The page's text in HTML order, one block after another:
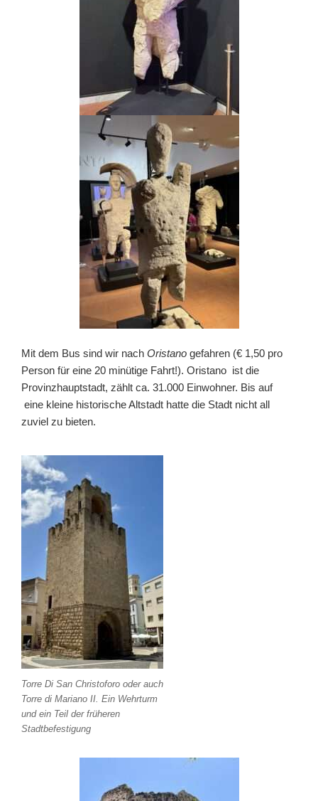
Mit dem Bus sind wir nach Oristano gefahren (€ 1,50 pro
Person für eine 20 minütige Fahrt!). Oristano ist die
Provinzhauptstadt, zählt ca. 31.000 Einwohner. Bis auf
eine kleine historische Altstadt hatte die Stadt nicht all
zuviel zu bieten.
Torre Di San Christoforo oder auch
Torre di Mariano II. Ein Wehrturm
und ein Teil der früheren
Stadtbefestigung